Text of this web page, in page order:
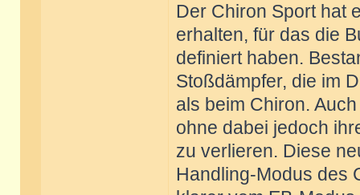
Der Chiron Sport hat
erhalten, für das die
definiert haben.
Stoßdämpfer, die im
als beim Chiron.
ohne dabei jedoch
zu verlieren. Diese
Handling-Modus des